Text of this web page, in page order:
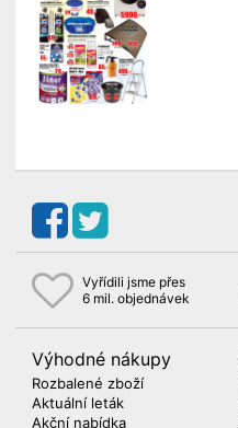
Vyřídili jsme přes
6 mil. objednávek
Výhodné nákupy
Rozbalené zboží
Aktuální leták
Akční nabídka